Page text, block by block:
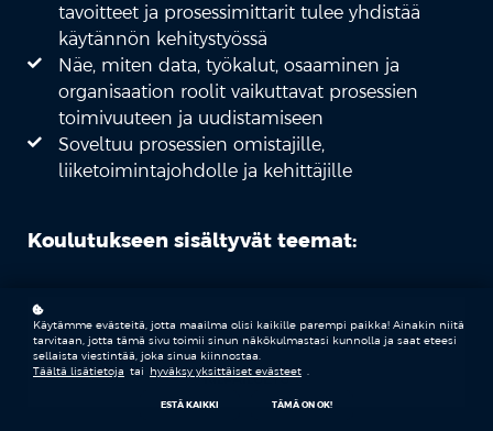
tavoitteet ja prosessimittarit tulee yhdistää
käytännön kehitystyössä
Näe, miten data, työkalut, osaaminen ja
organisaation roolit vaikuttavat prosessien
toimivuuteen ja uudistamiseen
Soveltuu prosessien omistajille,
liiketoimintajohdolle ja kehittäjille
Koulutukseen sisältyvät teemat:
PROSESSIJOHTAMINEN
KILPAILUETU
Käytämme evästeitä, jotta maailma olisi kaikille parempi paikka! Ainakin niitä
tarvitaan, jotta tämä sivu toimii sinun näkökulmastasi kunnolla ja saat eteesi
sellaista viestintää, joka sinua kiinnostaa.
Täältä lisätietoja tai hyväksy yksittäiset evästeet
ESTÄ KAIKKI TÄMÄ ON OK!